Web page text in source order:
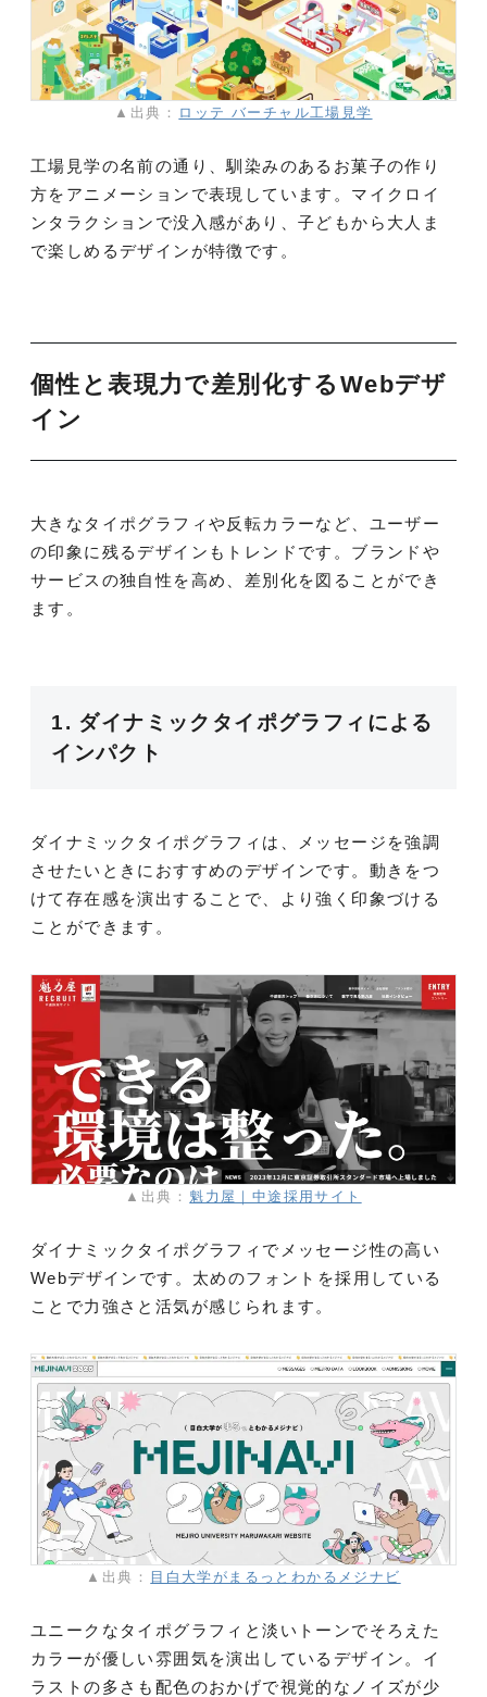
▲出典： ロッテ バーチャル工場見学
工場見学の名前の通り、馴染みのあるお菓子の作り
方をアニメーションで表現しています。マイクロイ
ンタラクションで没入感があり、子どもから大人ま
で楽しめるデザインが特徴です。
個性と表現力で差別化するWebデザ
イン
大きなタイポグラフィや反転カラーなど、ユーザー
の印象に残るデザインもトレンドです。ブランドや
サービスの独自性を高め、差別化を図ることができ
ます。
1. ダイナミックタイポグラフィによる
インパクト
ダイナミックタイポグラフィは、メッセージを強調
させたいときにおすすめのデザインです。動きをつ
けて存在感を演出することで、より強く印象づける
ことができます。
▲出典： 魁力屋｜中途採用サイト
ダイナミックタイポグラフィでメッセージ性の高い
Webデザインです。太めのフォントを採用している
ことで力強さと活気が感じられます。
▲出典： 目白大学がまるっとわかるメジナビ
ユニークなタイポグラフィと淡いトーンでそろえた
カラーが優しい雰囲気を演出しているデザイン。イ
ラストの多さも配色のおかげで視覚的なノイズが少